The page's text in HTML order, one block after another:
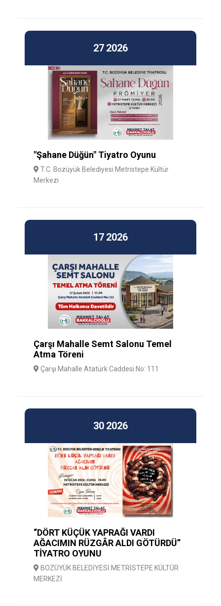
27 2026
"Şahane Düğün" Tiyatro Oyunu
T.C. Bozüyük Belediyesi Metristepe Kültür
Merkezi
17 2026
Çarşı Mahalle Semt Salonu Temel
Atma Töreni
Çarşı Mahalle Atatürk Caddesi No: 111
30 2026
“DÖRT KÜÇÜK YAPRAĞI VARDI
AĞACIMIN RÜZGÂR ALDI GÖTÜRDÜ”
TİYATRO OYUNU
BOZÜYÜK BELEDİYESİ METRİSTEPE KÜLTÜR
MERKEZİ